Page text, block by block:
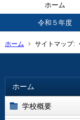
ホーム
令和５年度
ホーム サイトマップ:
ホーム
学校概要